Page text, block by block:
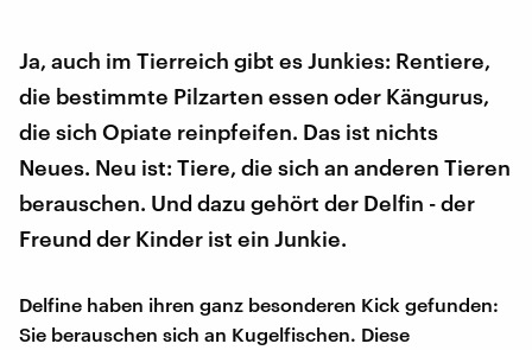
Ja, auch im Tierreich gibt es Junkies: Rentiere,
die bestimmte Pilzarten essen oder Kängurus,
die sich Opiate reinpfeifen. Das ist nichts
Neues. Neu ist: Tiere, die sich an anderen Tieren
berauschen. Und dazu gehört der Delfin - der
Freund der Kinder ist ein Junkie.
Delfine haben ihren ganz besonderen Kick gefunden:
Sie berauschen sich an Kugelfischen. Diese